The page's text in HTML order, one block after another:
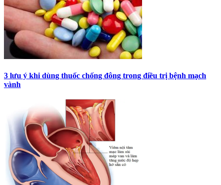
3 lưu ý khi dùng thuốc chống đông trong điều trị bệnh mạch
vành